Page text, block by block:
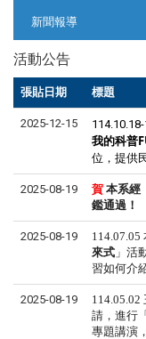
新聞報導
活動公告
張貼日期 標題
2025-12-15
我的科普
位，提供
2025-08-19 賀 本系經
鑑通過！
2025-08-19 114.07.05
來式 」活
習如何介
2025-08-19 114.05.02
請，進行
專題講演